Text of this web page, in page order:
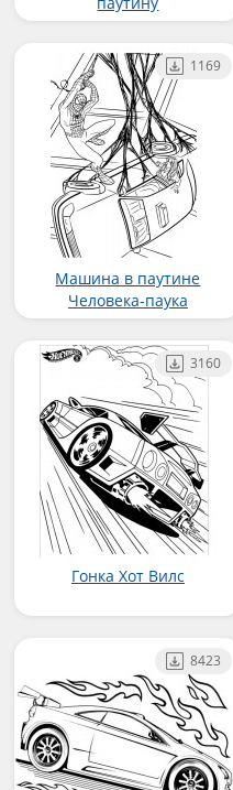
Машина в паутине
Человека-паука
1169
Гонка Хот Вилс
3160
8423